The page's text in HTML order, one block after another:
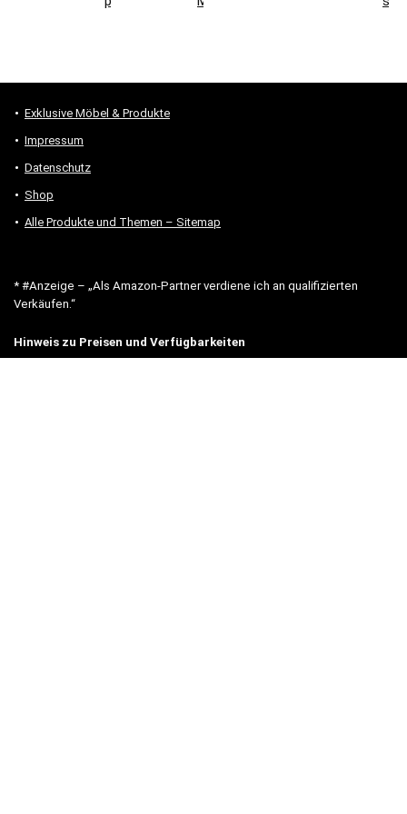
Exklusive Möbel & Produkte
Impressum
Datenschutz
Shop
Alle Produkte und Themen – Sitemap
* #Anzeige – „Als Amazon-Partner verdiene ich an qualifizierten
Verkäufen.“
Hinweis zu Preisen und Verfügbarkeiten